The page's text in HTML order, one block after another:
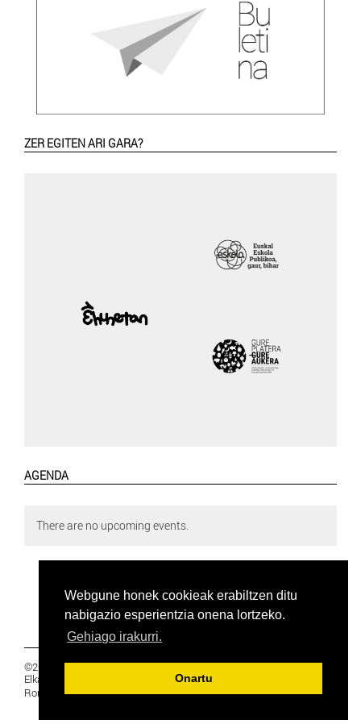
Webgune honek cookieak erabiltzen ditu
nabigazio esperientzia onena lortzeko.
Gehiago irakurri.
Onartu
ZER EGITEN ARI GARA?
AGENDA
There are no upcoming events.
©2019 Euskal Herriko Ikasleen Gurasoen
Elkartea -
Ronda 27, 1 Ezk, 48005 Bilbao, Bizkaia